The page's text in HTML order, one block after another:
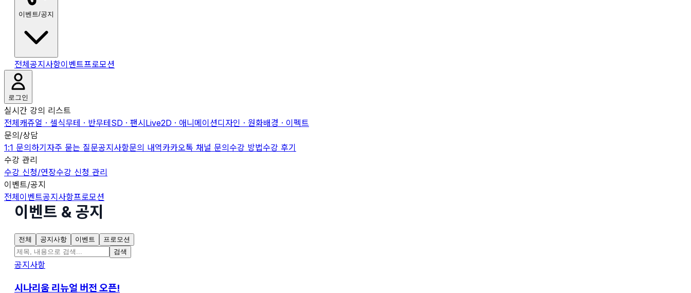
이벤트/공지
전체 공지사항이벤트프로모션
로그인
실시간 강의 리스트
전체 캐쥬얼 · 셀식무테 · 반무테 SD · 팬시 Live2D · 애니메이션디자인 · 원화배경 · 이펙트
문의/상담
1:1 문의하기 자주 묻는 질문공지사항문의 내역카카오톡 채널 문의 수강 방법수강 후기
수강 관리
수강 신청/연장수강 신청 관리
이벤트/공지
전체 이벤트공지사항프로모션
이벤트 & 공지
전체 공지사항 이벤트
프로모션
검색
공지사항
시나리움 리뉴얼 버전 오픈!